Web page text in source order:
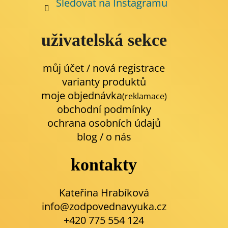
uživatelská sekce
můj účet / nová registrace
varianty produktů
moje objednávka(reklamace)
obchodní podmínky
ochrana osobních údajů
blog/ o nás
kontakty
Kateřina Hrabíková
info@zodpovednavyuka.cz
+420 775 554 124